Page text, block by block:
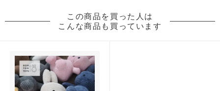
この商品を買った人は
こんな商品も買っています